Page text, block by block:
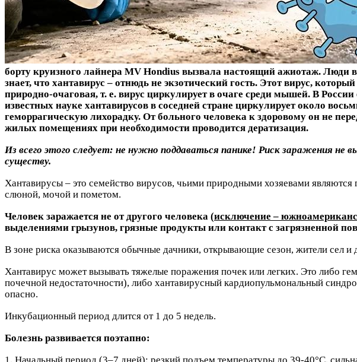
борту круизного лайнера MV Hondius вызвала настоящий ажиотаж.
знает, что хантавирус – отнюдь не экзотический гость. Этот вирус,
природно-очаговая, т. е. вирус циркулирует в очаге среди мышей. В
известных науке хантавирусов в соседней стране циркулирует около
геморрагическую лихорадку. От больного человека к здоровому он не
жилых помещениях при необходимости проводится дератизация.
Из всего этого следует: не нужно поддаваться панике! Риск заражения не
существу.
Хантавирусы – это семейство вирусов, чьими природными хозяевами
слюной, мочой и пометом.
Человек заражается не от другого человека (исключение –
выделениями грызунов, грязные продукты или контакт с загрязненной
В зоне риска оказываются обычные дачники, открывающие сезон, жители сел и
Хантавирус может вызывать тяжелые поражения почек или легких. Это либо
почечной недостаточности), либо хантавирусный кардиопульмональный
опасно.
Инкубационный период длится от 1 до 5 недель.
Болезнь развивается поэтапно: